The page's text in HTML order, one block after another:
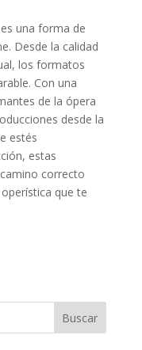
una forma de
Desde la calidad
los formatos
Con una
de la ópera
desde la
estés
estas
correcto
que te